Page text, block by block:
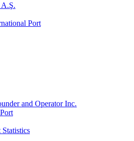
Port
and Operator Inc.